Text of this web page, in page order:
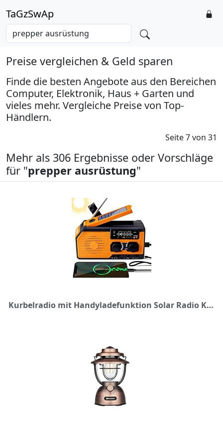
TaGzSwAp
Preise vergleichen & Geld sparen
Finde die besten Angebote aus den Bereichen
Computer, Elektronik, Haus + Garten und
vieles mehr. Vergleiche Preise von Top-
Händlern.
Seite 7 von 31
Mehr als 306 Ergebnisse oder Vorschläge
für "prepper ausrüstung"
Kurbelradio mit Handyladefunktion Solar Radio Kurbel Notfall Radio Dynamo Radio mit Handkurbel, Notfallradio 5000mAh, Typ C, Wetterradio mit Taschenlampe, SOS Alarm, AM/FM für Notfall Outdoor Camping